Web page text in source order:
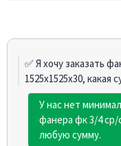
✅ Я хочу заказать
1525х1525х30, какая
У нас нет
фанера фк 3/4 ср/
любую сумму.